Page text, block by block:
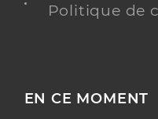
Politique de
EN CE MOMENT